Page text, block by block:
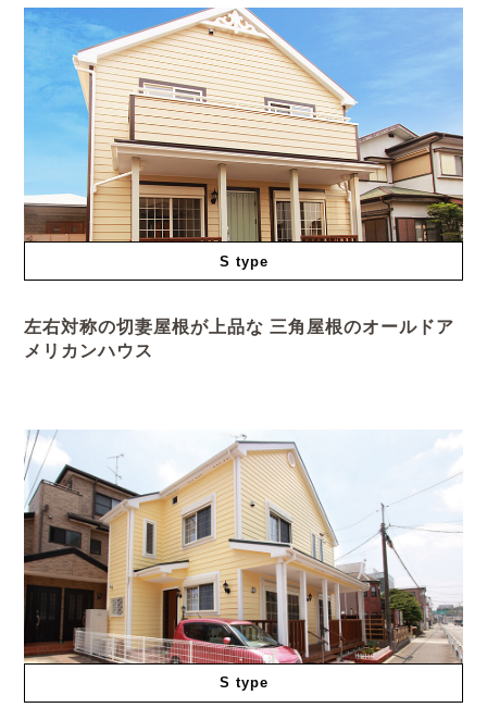
S type
左右対称の切妻屋根が上品な 三角屋根のオールドア
メリカンハウス
S type